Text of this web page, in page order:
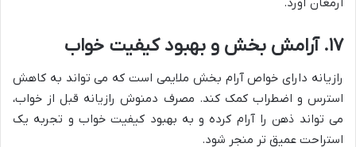
ارمغان آورد.
۱۷. آرامش بخش و بهبود کیفیت خواب
رازیانه دارای خواص آرام بخش ملایمی است که می تواند به کاهش
استرس و اضطراب کمک کند. مصرف دمنوش رازیانه قبل از خواب،
می تواند ذهن را آرام کرده و به بهبود کیفیت خواب و تجربه یک
استراحت عمیق تر منجر شود.